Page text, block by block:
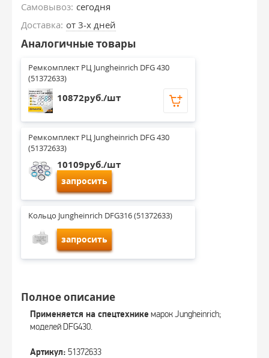
Самовывоз: сегодня
Доставка: от 3-х дней
Аналогичные товары
Ремкомплект РЦ Jungheinrich DFG 430
(51372633)
10872руб./шт
Ремкомплект РЦ Jungheinrich DFG 430
(51372633)
10109руб./шт
запросить
Кольцо Jungheinrich DFG316 (51372633)
запросить
Полное описание
Применяется на спецтехнике марок Jungheinrich;
моделей DFG430.
Артикул: 51372633